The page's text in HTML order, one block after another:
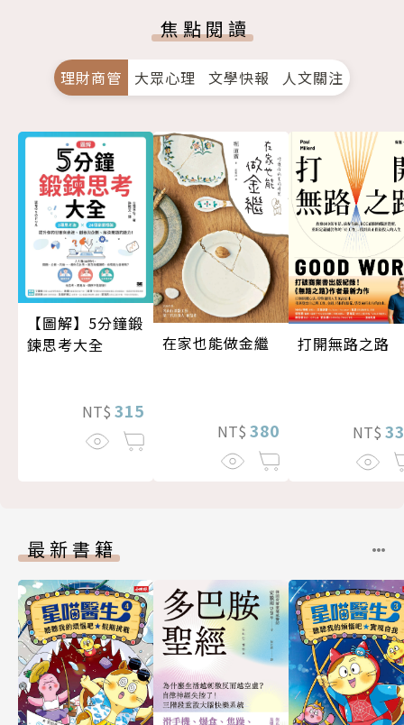
焦點閱讀
理財商管 大眾心理 文學快報 人文關注
【圖解】5分鐘鍛
鍊思考大全
NT$ 315
在家也能做金繼
NT$ 380
打開無路之路
NT$
最新書籍